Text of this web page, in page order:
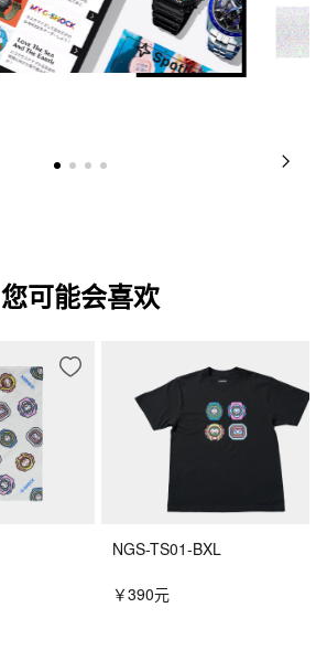
您可能会喜欢
NGS-TS01-BXL
￥390元